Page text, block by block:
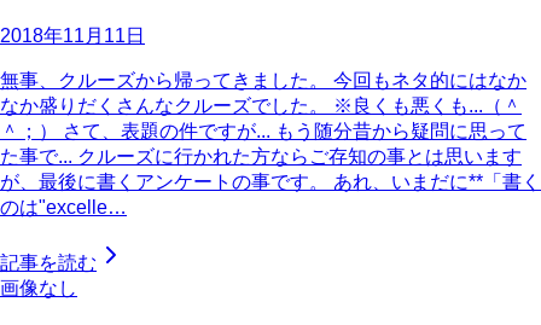
2018年11月11日
無事、クルーズから帰ってきました。 今回もネタ的にはなか
なか盛りだくさんなクルーズでした。 ※良くも悪くも...（＾
＾；） さて、表題の件ですが... もう随分昔から疑問に思って
た事で... クルーズに行かれた方ならご存知の事とは思います
が、最後に書くアンケートの事です。 あれ、いまだに**「書く
のは"excelle…
記事を読む
画像なし